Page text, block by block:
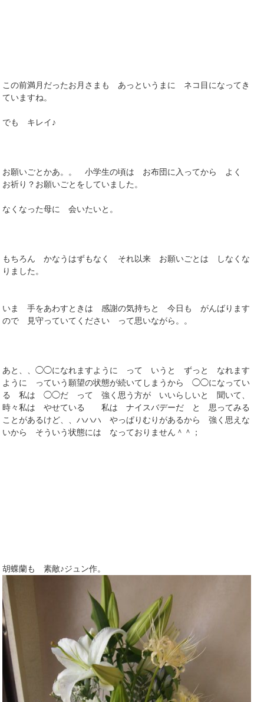
この前満月だったお月さまも あっというまに ネコ目になってき
ていますね。
でも キレイ♪
お願いごとかあ。。 小学生の頃は お布団に入ってから よく
お祈り？お願いごとをしていました。
なくなった母に 会いたいと。
もちろん かなうはずもなく それ以来 お願いごとは しなくな
りました。
いま 手をあわすときは 感謝の気持ちと 今日も がんばります
ので 見守っていてください って思いながら。。
あと、、◯◯になれますように って いうと ずっと なれます
ように っていう願望の状態が続いてしまうから ◯◯になってい
る 私は ◯◯だ って 強く思う方が いいらしいと 聞いて、
時々私は やせている 私は ナイスバデーだ と 思ってみる
ことがあるけど、、ハハハ やっぱりむりがあるから 強く思えな
いから そういう状態には なっておりません＾＾；
胡蝶蘭も 素敵♪ジュン作。